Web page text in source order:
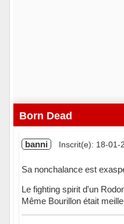
Born Dead
banni Inscrit(e): 18-01-
Sa nonchalance est
Le fighting spirit d'un
Même Bourillon était